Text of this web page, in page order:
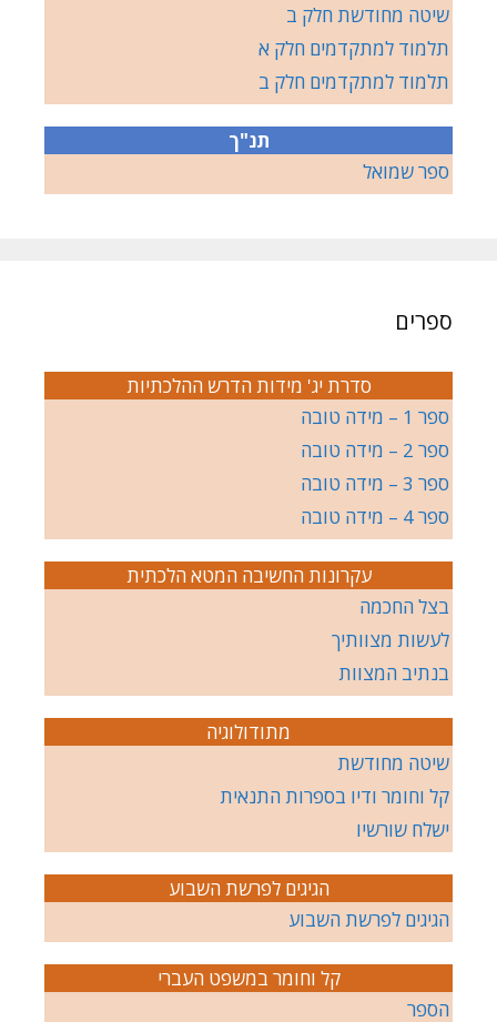
שיטה מחודשת חלק ב
תלמוד למתקדמים חלק א
תלמוד למתקדמים חלק ב
תנ"ך
ספר שמואל
ספרים
סדרת יג' מידות הדרש ההלכתיות
ספר 1 – מידה טובה
ספר 2 – מידה טובה
ספר 3 – מידה טובה
ספר 4 – מידה טובה
עקרונות החשיבה המטא הלכתית
בצל החכמה
לעשות מצוותיך
בנתיב המצוות
מתודולוגיה
שיטה מחודשת
קל וחומר ודיו בספרות התנאית
ישלח שורשיו
הגיגים לפרשת השבוע
הגיגים לפרשת השבוע
קל וחומר במשפט העברי
הספר